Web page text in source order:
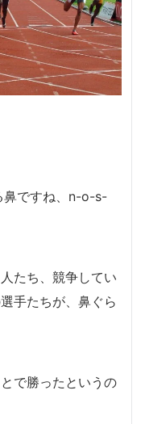
鼻ですね、n-o-s-
たち、競争してい
手たちが、鼻ぐら
で勝ったというの